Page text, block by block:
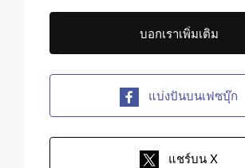
บอกเราเพิ่มเติม
แบ่งปันบนเฟซบุ๊ก
แชร์บน X